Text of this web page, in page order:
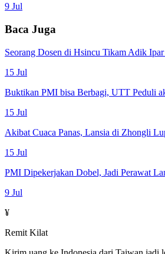
9 Jul
Baca Juga
Seorang Dosen di Hsincu Tikam Adik
15 Jul
Buktikan PMI bisa Berbagi, UTT Peduli
15 Jul
Akibat Cuaca Panas, Lansia di Zhongli
15 Jul
PMI Dipekerjakan Dobel, Jadi Perawat
9 Jul
¥
Remit Kilat